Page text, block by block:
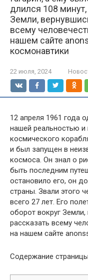
длился 108
Земли,
всему
нашем сайте
космонавтики
22 июля, 2024
12 апреля 1961 года
нашей реальностью
космического
и был запущен в
космоса. Он знал о
быть последним
остановило его, он
страны. Звали этого
всего 27 лет. Его
оборот вокруг
рассказать всему
на нашем сайте
Содержание страницы